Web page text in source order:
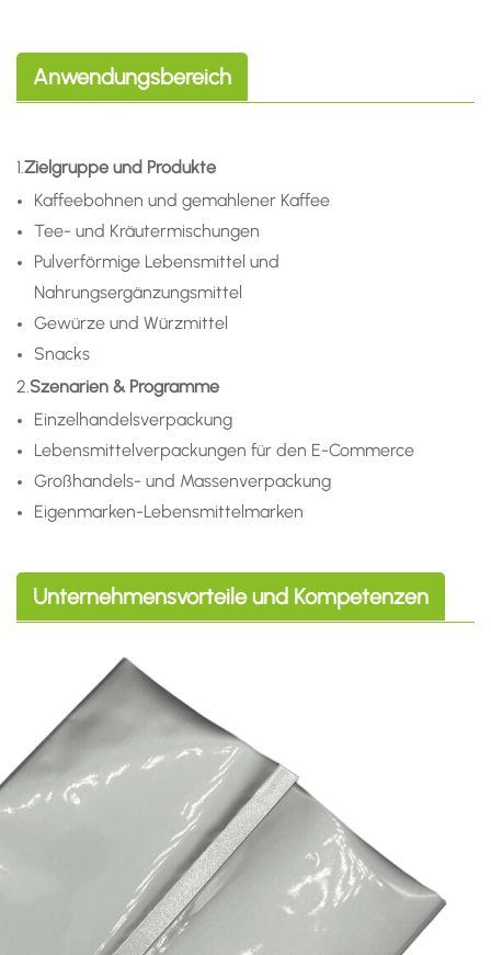
Anwendungsbereich
1.Zielgruppe und Produkte
Kaffeebohnen und gemahlener Kaffee
Tee- und Kräutermischungen
Pulverförmige Lebensmittel und
Nahrungsergänzungsmittel
Gewürze und Würzmittel
Snacks
2.Szenarien & Programme
Einzelhandelsverpackung
Lebensmittelverpackungen für den E-Commerce
Großhandels- und Massenverpackung
Eigenmarken-Lebensmittelmarken
Unternehmensvorteile und Kompetenzen